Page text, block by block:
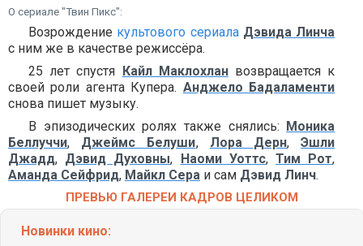
О сериале "Твин Пикс":
Возрождение культового сериала Дэвида Линча
с ним же в качестве режиссёра.
25 лет спустя Кайл Маклохланвозвращается к
своей роли агента Купера. Анджело Бадаламенти
снова пишет музыку.
В эпизодических ролях также снялись: Моника
Беллуччи, Джеймс Белуши, Лора Дерн,Эшли
Джадд, Дэвид Духовны, Наоми Уоттс,Тим Рот,
Аманда Сейфрид, Майкл Сера и сам Дэвид Линч.
ПРЕВЬЮ ГАЛЕРЕИ КАДРОВ ЦЕЛИКОМ
Новинки кино: